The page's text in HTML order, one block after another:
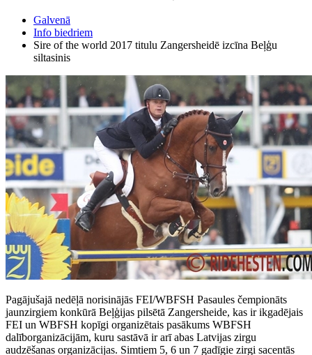
Galvenā
Info biedriem
Sire of the world 2017 titulu Zangersheidē izcīna Beļģu
siltasinis
Pagājušajā nedēļā norisinājās FEI/WBFSH Pasaules čempionāts
jaunzirgiem konkūrā Beļģijas pilsētā Zangersheide, kas ir ikgadējais
FEI un WBFSH kopīgi organizētais pasākums WBFSH
dalīborganizācijām, kuru sastāvā ir arī abas Latvijas zirgu
audzēšanas organizācijas. Simtiem 5, 6 un 7 gadīgie zirgi sacentās